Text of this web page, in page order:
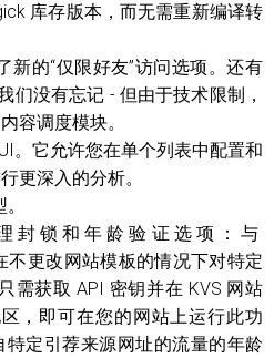
库存版本，而无需重新编译转
新的“仅限好友”访问选项。还有
们没有忘记 - 但由于技术限制，
容调度模块。
。它允许您在单个列表中配置和
更深入的分析。
封锁和年龄验证选项：与
不更改网站模板的情况下对特定
需获取 API 密钥并在 KVS 网站
，即可在您的网站上运行此功
定引荐来源网址的流量的年龄